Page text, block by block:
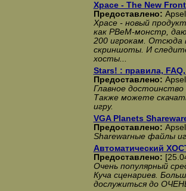
Xpace - The New
Предоставлено:
Xpace - новый
как PBeM-монстр,
200 игрокам. Отсюда
скриншоты. И
хосты...
Stars! : правила,
Предоставлено:
Главное
Также можете
игру.
VGA Planets
Предоставлено:
Sharewarные файлы
Автоматический
Предоставлено:
Очень популярный
Куча сценариев.
дослужиться до